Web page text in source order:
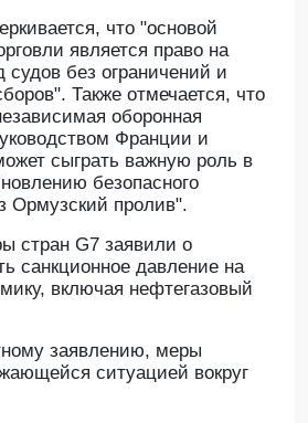
что "основой
является право на
без ограничений и
Также отмечается, что
оборонная
Франции и
сыграть важную роль в
безопасного
Ормузский пролив".
стран G7 заявили о
санкционное давление на
включая нефтегазовый
заявлению, меры
ситуацией вокруг